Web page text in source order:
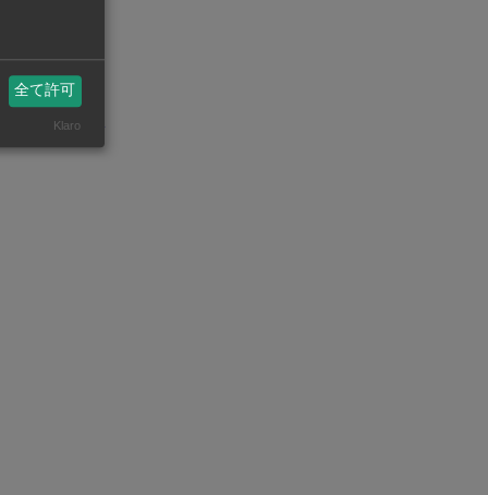
生産能力
全て許可
Klaro